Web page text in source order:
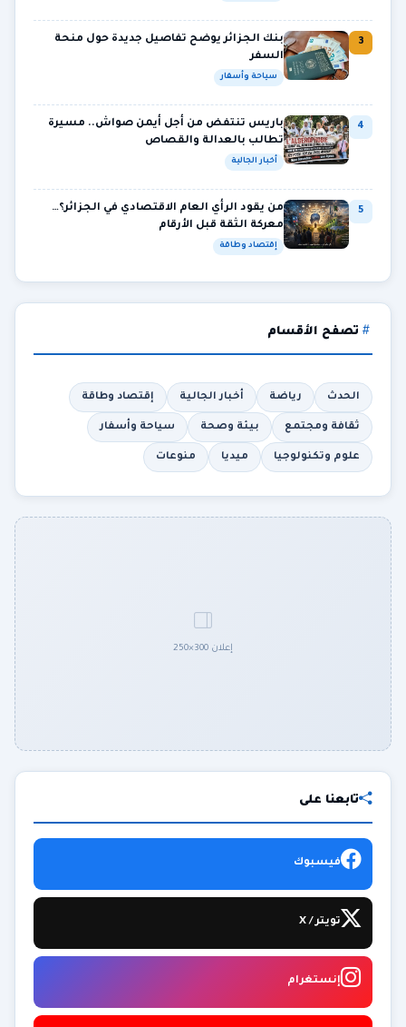
3
بنك الجزائر يوضح تفاصيل جديدة حول منحة
السفر
سياحة وأسفار
4
باريس تنتفض من أجل أيمن صواش.. مسيرة
تطالب بالعدالة والقصاص
أخبار الجالية
5
من يقود الرأي العام الاقتصادي في الجزائر؟…
معركة الثقة قبل الأرقام
إقتصاد وطاقة
تصفح الأقسام
الحدث رياضة أخبار الجالية إقتصاد وطاقة
ثقافة ومجتمع بيئة وصحة سياحة وأسفار
علوم وتكنولوجيا ميديا منوعات
إعلان 300×250
تابعنا على
فيسبوك
تويتر / X
إنستغرام